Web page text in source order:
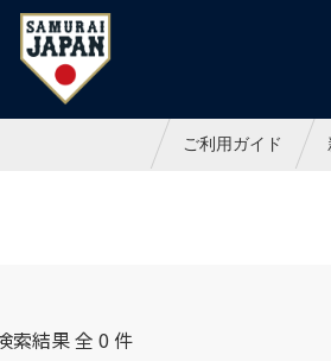
ャルオンラインシ
ご利用ガイド
索結果 全 0 件